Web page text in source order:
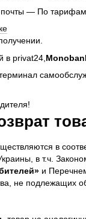
— По тарифам
в privat24,
в
в т.ч.
и
не подлежащих